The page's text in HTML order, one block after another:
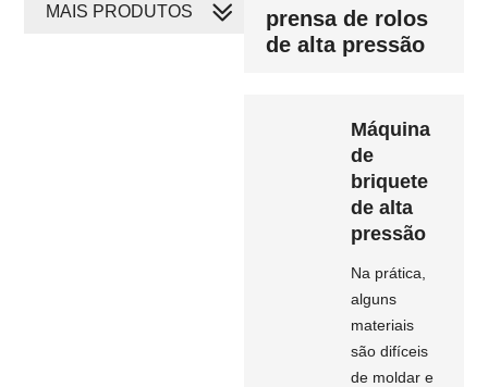
prensa de rolos
de alta pressão
Máquina
de
briquete
de alta
pressão
Na prática,
alguns
materiais
são difíceis
de moldar e
MAIS PRODUTOS